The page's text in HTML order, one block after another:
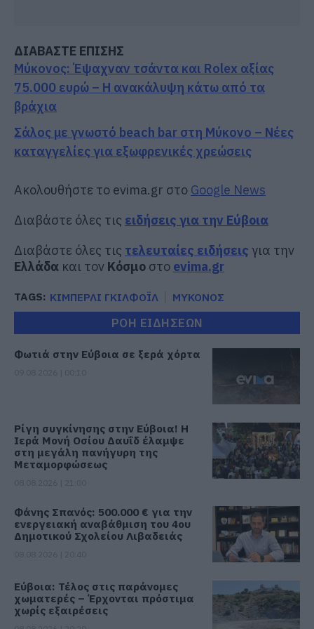
ΔΙΑΒΑΣΤΕ ΕΠΙΣΗΣ
Μύκονος: Έψαχναν τσάντα και Rolex αξίας
75.000 ευρώ – Η ανακάλυψη κάτω από τα
βράχια
Σάλος με γνωστό beach bar στη Μύκονο – Νέες
καταγγελίες για εξωφρενικές χρεώσεις
Ακολουθήστε το evima.gr στο Google News
Διαβάστε όλες τις ειδήσεις για την Εύβοια
Διαβάστε όλες τις τελευταίες ειδήσεις για την
Ελλάδα και τον Κόσμο στο evima.gr
TAGS: ΚΙΜΠΕΡΛΙ ΓΚΙΛΦΟΪΛ ΜΥΚΟΝΟΣ
ΡΟΗ ΕΙΔΗΣΕΩΝ
Φωτιά στην Εύβοια σε ξερά χόρτα
Ρίγη συγκίνησης στην Εύβοια! Η
Ιερά Μονή Οσίου Δαυΐδ έλαμψε
στη μεγάλη πανήγυρη της
Μεταμορφώσεως
Φάνης Σπανός: 500.000 € για την
ενεργειακή αναβάθμιση του 4ου
Δημοτικού Σχολείου Λιβαδειάς
Εύβοια: Τέλος στις παράνομες
χωματερές – Έρχονται πρόστιμα
χωρίς εξαιρέσεις